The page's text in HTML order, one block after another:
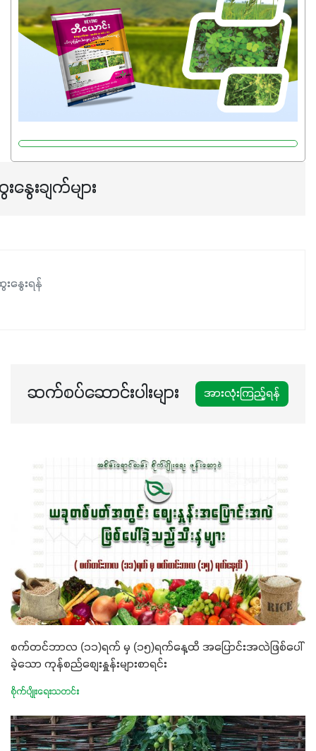
နွေးချက်များ
နွေးရန်
ဆက်စပ်ဆောင်းပါးများ အားလုံးကြည့်ရန်
စက်တင်ဘာလ (၁၁)ရက် မှ (၁၅)ရက်နေ့ထိ အပြောင်းအလဲဖြစ်ပေါ်
ခဲ့သော ကုန်စည်စျေးနှူန်းများစာရင်း
စိုက်ပျိုးရေးသတင်း